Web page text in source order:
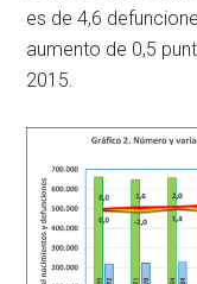
es de 4,6
aumento de 0,5
2015.